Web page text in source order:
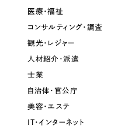
医療・福祉
コンサルティング・調査
観光・レジャー
人材紹介・派遣
士業
自治体・官公庁
美容・エステ
IT・インターネット